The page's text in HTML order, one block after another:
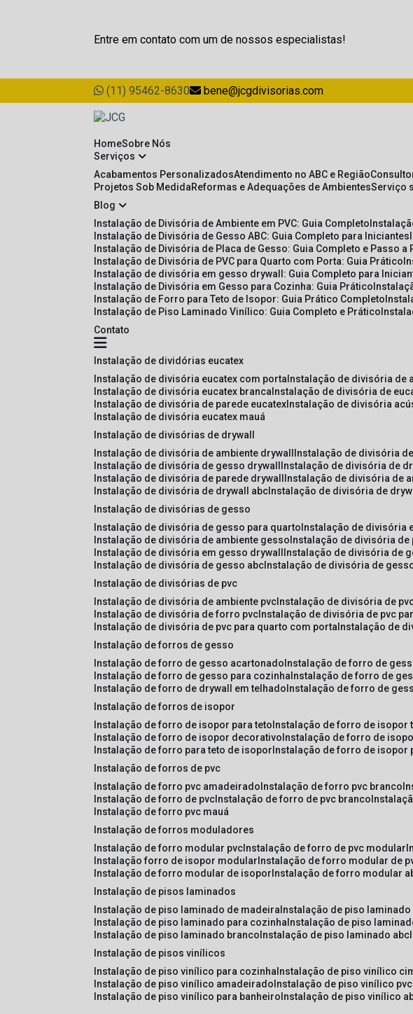
Entre em contato com um de nossos especialistas!
(11) 95462-8630 bene@jcgdivisorias.com
Home Sobre Nós
Serviços
Acabamentos Personalizados Atendimento no ABC e Região
Projetos Sob Medida
Reformas e Adequações de Ambientes Serviço
Blog
Instalação de Divisória de Ambiente em PVC: Guia Completo
Instalação de Divisória de Gesso ABC: Guia Completo para Iniciantes
Instalação de Divisória de Placa de Gesso: Guia Completo e Passo a
Instalação de Divisória de PVC para Quarto com Porta: Guia Prático
Instalação de divisória em gesso drywall: Guia Completo para
Instalação de Divisória em Gesso para Cozinha: Guia Prático
Instalação de Forro para Teto de Isopor: Guia Prático Completo
Instalação de Piso Laminado Vinílico: Guia Completo e Prático
Contato
instalação de dividórias eucatex
instalação de divisória eucatex com porta instalação de divisória de
instalação de divisória eucatex branca instalação de divisória de
instalação de divisória de parede eucatex instalação de divisória
instalação de divisória eucatex mauá
instalação de divisórias de drywall
instalação de divisória de ambiente drywall
instalação de divisória
instalação de divisória de gesso drywall
instalação de divisória de
instalação de divisória de parede drywall
instalação de divisória de
instalação de divisória de drywall abc instalação de divisória de
instalação de divisórias de gesso
instalação de divisória de gesso para quarto instalação de divisória
instalação de divisória de ambiente gesso instalação de divisória de
instalação de divisória em gesso drywall
instalação de divisória de
instalação de divisória de gesso abc instalação de divisória de
instalação de divisórias de pvc
instalação de divisória de ambiente pvc instalação de divisória de
instalação de divisória de forro pvc instalação de divisória de pvc
instalação de divisória de pvc para quarto com porta instalação de
instalação de forros de gesso
instalação de forro de gesso acartonado instalação de forro de
instalação de forro de gesso para cozinha instalação de forro de
instalação de forro de drywall em telhado instalação de forro de
instalação de forros de isopor
instalação de forro de isopor para teto instalação de forro de isopor
instalação de forro de isopor decorativo instalação de forro de
instalação de forro para teto de isopor instalação de forro de isopor
instalação de forros de pvc
instalação de forro pvc amadeirado instalação de forro pvc branco
instalação de forro de pvc instalação de forro de pvc branco
instalação de forro pvc mauá
instalação de forros moduladores
instalação de forro modular pvc instalação de forro de pvc modular
instalação forro de isopor modular instalação de forro modular de
instalação de forro modular de isopor instalação de forro modular
instalação de pisos laminados
instalação de piso laminado de madeira instalação de piso
instalação de piso laminado para cozinha instalação de piso
instalação de piso laminado branco instalação de piso laminado abc
instalação de pisos vinílicos
instalação de piso vinílico para cozinha instalação de piso vinílico
instalação de piso vinílico amadeirado instalação de piso vinílico pvc
instalação de piso vinílico para banheiro instalação de piso vinílico